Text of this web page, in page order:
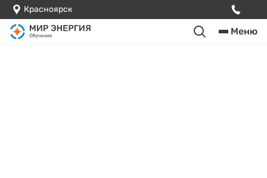
Красноярск
Меню